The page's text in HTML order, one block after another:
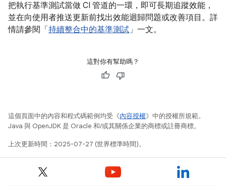
把執行基準測試當做 CI 管道的一環，即可長期追蹤效能，
並在向使用者推送更新前找出效能迴歸問題或改善項目。詳
情請參閱「 持續整合中的基準測試」一文。
這對你有幫助嗎？
這個頁面中的內容和程式碼範例均受《內容授權》中的授權所規範。
Java 與 OpenJDK 是 Oracle 和/或其關係企業的商標或註冊商標。
上次更新時間：2025-07-27 (世界標準時間)。